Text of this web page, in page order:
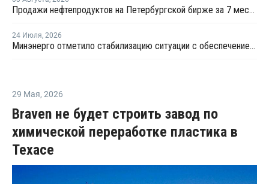
Продажи нефтепродуктов на Петербургской бирже за 7 месяцев снизились на 11,2%, в июле – на 35,6%
24 Июля, 2026
Минэнерго отметило стабилизацию ситуации с обеспечением топливом в ряде регионов
29 Мая, 2026
Braven не будет строить завод по
химической переработке пластика в
Техасе